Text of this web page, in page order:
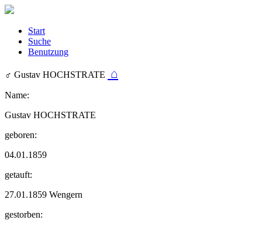
Start
Suche
Benutzung
♂︎ Gustav HOCHSTRATE ⌂
Name:
Gustav HOCHSTRATE
geboren:
04.01.1859
getauft:
27.01.1859 Wengern
gestorben: